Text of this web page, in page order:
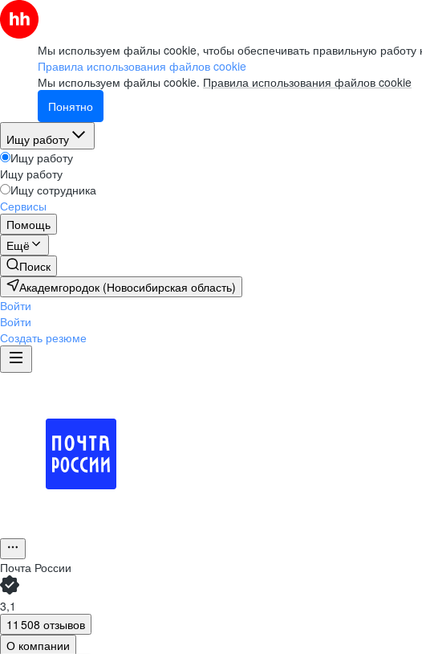
Мы используем файлы cookie, чтобы обеспечивать правильную работу
Правила использования файлов cookie
Мы используем файлы cookie. Правила использования файлов cookie
Понятно
Ищу работу
Ищу работу
Ищу работу
Ищу сотрудника
Сервисы
Помощь
Ещё
Поиск
Академгородок (Новосибирская область)
Войти
Войти
Создать резюме
Почта России
3,1
11 508 отзывов
О компании